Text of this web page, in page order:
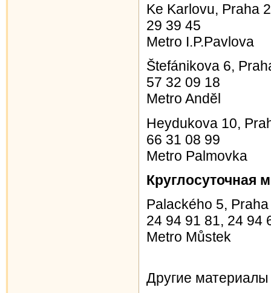
Ke Karlovu, Praha 2
29 39 45
Metro I.P.Pavlova
Štefánikova 6,
57 32 09 18
Metro Andĕl
Heydukova 10,
66 31 08 99
Metro Palmovka
Круглосуточная
Palackého 5,
24 94 91 81, 24 94
Metro Můstek
Другие